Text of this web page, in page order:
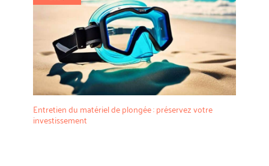
Entretien du matériel de plongée : préservez votre
investissement